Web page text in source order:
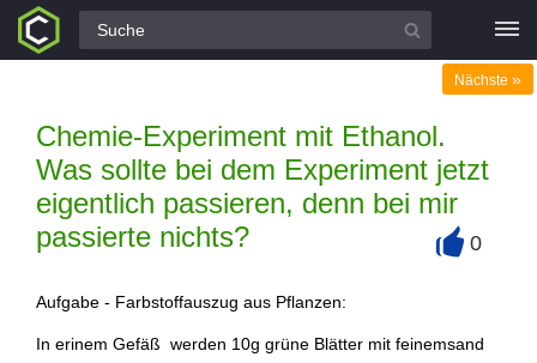
Alle Fragen
Chemie-Experiment mit Ethanol.
Was sollte bei dem Experiment jetzt
eigentlich passieren, denn bei mir
passierte nichts?
Nächste »
0
Aufgabe - Farbstoffauszug aus Pflanzen:
In erinem Gefäß werden 10g grüne Blätter mit feinemsand